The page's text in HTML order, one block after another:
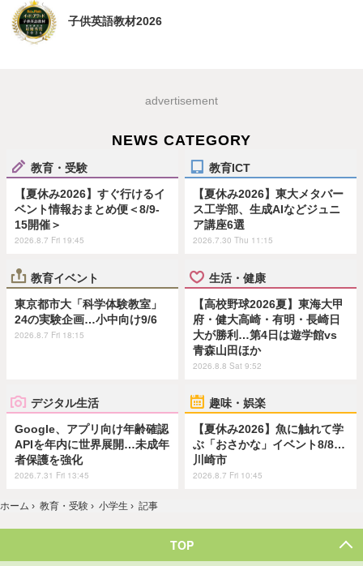
子供英語教材2026
advertisement
NEWS CATEGORY
教育・受験
【夏休み2026】すぐ行けるイ
ベント情報おまとめ便＜8/9-
15開催＞
2026.8.7 Fri 19:45
教育ICT
【夏休み2026】東大メタバー
ス工学部、生成AIなどジュニ
ア講座6選
2026.7.30 Thu 11:15
教育イベント
東京都市大「科学体験教室」
24の実験企画…小中向け9/6
2026.8.7 Fri 18:15
生活・健康
【高校野球2026夏】東海大甲
府・健大高崎・有明・長崎日
大が勝利…第4日は遊学館vs
青森山田ほか
2026.8.8 Sat 9:52
デジタル生活
Google、アプリ向け年齢確認
APIを年内に世界展開…未成年
者保護を強化
2026.7.31 Fri 13:45
趣味・娯楽
【夏休み2026】魚に触れて学
ぶ「おさかな」イベント8/8…
川崎市
2026.8.7 Fri 10:45
ホーム › 教育・受験 › 小学生 › 記事
TOP